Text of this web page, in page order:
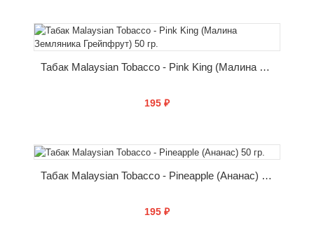
КУПИТЬ
Табак Malaysian Tobacco - Pink King (Малина Земляника Грейпфрут) 50 гр.
195 ₽
КУПИТЬ
Табак Malaysian Tobacco - Pineapple (Ананас) 50 гр.
195 ₽